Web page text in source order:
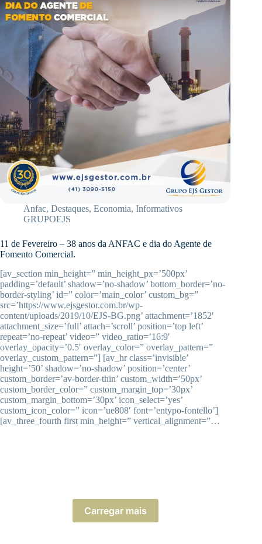
Anfac, Destaques, Economia, Informativos
GRUPOEJS
11 de Fevereiro – 38 anos da ANFAC e dia do Agente de
Fomento Comercial.
[av_section min_height=” min_height_px=’500px’
padding=’default’ shadow=’no-shadow’ bottom_border=’no-
border-styling’ id=” color=’main_color’ custom_bg=”
src=’https://www.ejsgestor.com.br/wp-
content/uploads/2019/10/EJS-BG.png’ attachment=’1852′
attachment_size=’full’ attach=’scroll’ position=’top left’
repeat=’no-repeat’ video=” video_ratio=’16:9′
overlay_opacity=’0.5′ overlay_color=” overlay_pattern=”
overlay_custom_pattern=”] [av_hr class=’invisible’
height=’50’ shadow=’no-shadow’ position=’center’
custom_border=’av-border-thin’ custom_width=’50px’
custom_border_color=” custom_margin_top=’30px’
custom_margin_bottom=’30px’ icon_select=’yes’
custom_icon_color=” icon=’ue808′ font=’entypo-fontello’]
[av_three_fourth first min_height=” vertical_alignment=”…
Carregar mais